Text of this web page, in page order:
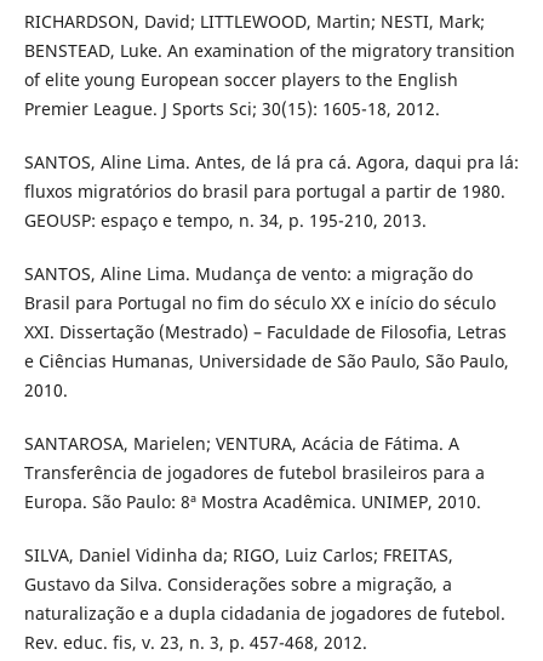
RICHARDSON, David; LITTLEWOOD, Martin; NESTI, Mark;
BENSTEAD, Luke. An examination of the migratory transition
of elite young European soccer players to the English
Premier League. J Sports Sci; 30(15): 1605-18, 2012.
SANTOS, Aline Lima. Antes, de lá pra cá. Agora, daqui pra lá:
fluxos migratórios do brasil para portugal a partir de 1980.
GEOUSP: espaço e tempo, n. 34, p. 195-210, 2013.
SANTOS, Aline Lima. Mudança de vento: a migração do
Brasil para Portugal no fim do século XX e início do século
XXI. Dissertação (Mestrado) – Faculdade de Filosofia, Letras
e Ciências Humanas, Universidade de São Paulo, São Paulo,
2010.
SANTAROSA, Marielen; VENTURA, Acácia de Fátima. A
Transferência de jogadores de futebol brasileiros para a
Europa. São Paulo: 8ª Mostra Acadêmica. UNIMEP, 2010.
SILVA, Daniel Vidinha da; RIGO, Luiz Carlos; FREITAS,
Gustavo da Silva. Considerações sobre a migração, a
naturalização e a dupla cidadania de jogadores de futebol.
Rev. educ. fis, v. 23, n. 3, p. 457-468, 2012.